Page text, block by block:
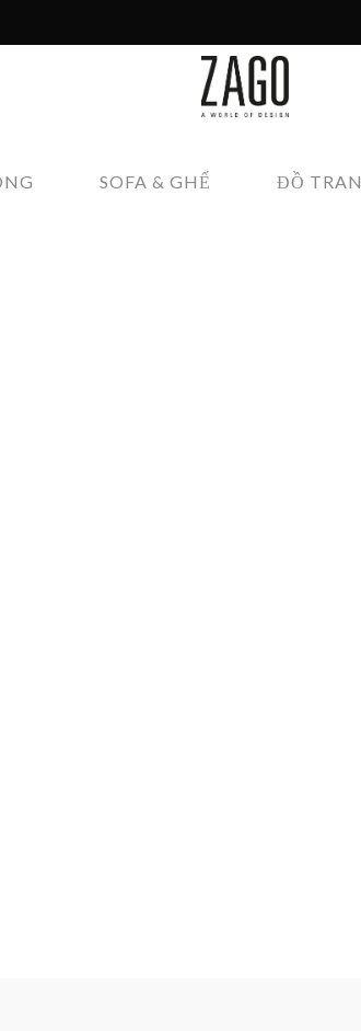
SOFA & GHẾ ĐỒ